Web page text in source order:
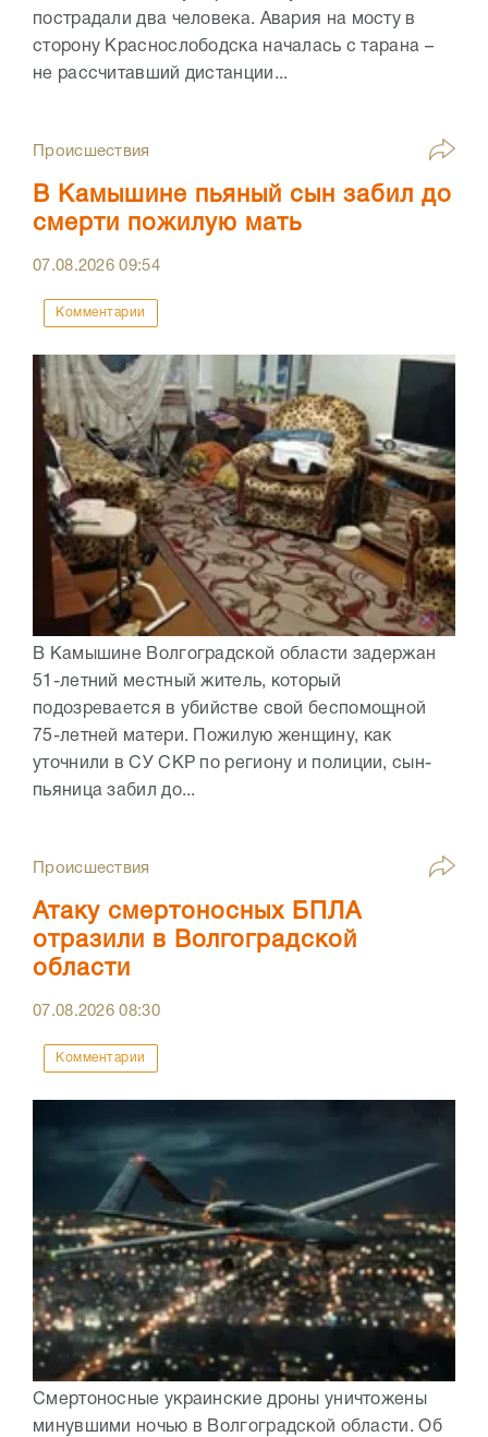
пострадали два человека. Авария на мосту в
сторону Краснослободска началась с тарана –
не рассчитавший дистанции...
Происшествия
В Камышине пьяный сын забил до
смерти пожилую мать
07.08.202609:54
Комментарии
В Камышине Волгоградской области задержан
51-летний местный житель, который
подозревается в убийстве свой беспомощной
75-летней матери. Пожилую женщину, как
уточнили в СУ СКР по региону и полиции, сын-
пьяница забил до...
Происшествия
Атаку смертоносных БПЛА
отразили в Волгоградской
области
07.08.202608:30
Комментарии
Смертоносные украинские дроны уничтожены
минувшими ночью в Волгоградской области. Об